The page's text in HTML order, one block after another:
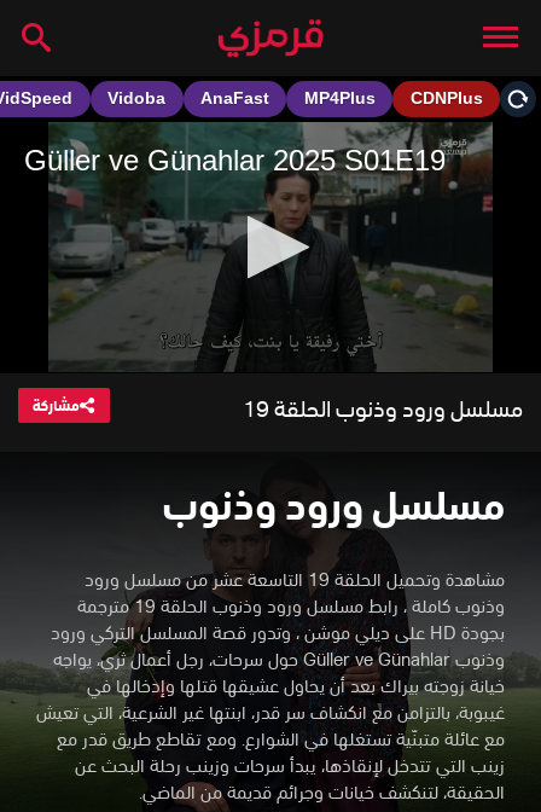
مسلسل ورود وذنوب الحلقة 19 مشاركة
مسلسل ورود وذنوب
مشاهدة وتحميل الحلقة 19 التاسعة عشر من مسلسل ورود
وذنوب كاملة ، رابط مسلسل ورود وذنوب الحلقة 19 مترجمة
بجودة HD على ديلي موشن ،وتدور قصة المسلسل التركي ورود
وذنوب Güller ve Günahlar حول سرحات، رجل أعمال ثري، يواجه
خيانة زوجته بيراك بعد أن يحاول عشيقها قتلها وإدخالها في
غيبوبة، بالتزامن مع انكشاف سر قدر، ابنتها غير الشرعية، التي تعيش
مع عائلة متبنّية تستغلها في الشوارع. ومع تقاطع طريق قدر مع
زينب التي تتدخل لإنقاذها، يبدأ سرحات وزينب رحلة البحث عن
الحقيقة، لتنكشف خيانات وجرائم قديمة من الماضي.